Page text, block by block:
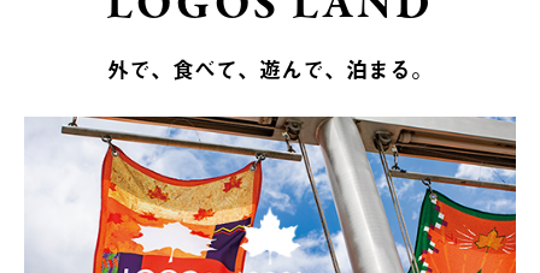
外で、食べて、遊んで、泊まる。